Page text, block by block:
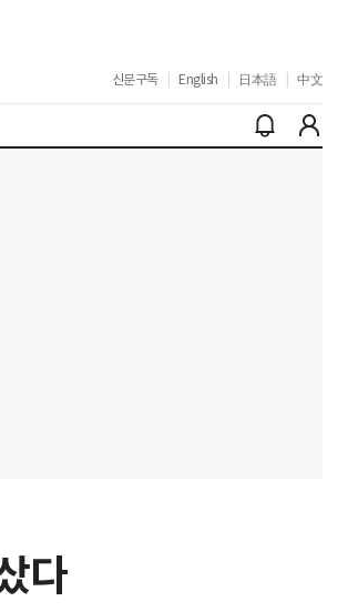
신문구독 English 日本語 中文
다